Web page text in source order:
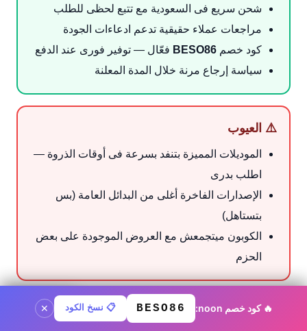
شحن سريع فى السعودية مع تتبع لحظى للطلب
مراجعات عملاء حقيقية تدعم ادعاءات الجودة
كود خصم BESO86 فعّال — توفير فورى عند الدفع
سياسة إرجاع مرنة خلال المدة المعلنة
⚠️ العيوب
الموديلات المميزة بتنفد بسرعة فى أوقات الذروة —
اطلب بدرى
الإصدارات الفاخرة أغلى من البدائل العامة (بس
بتستاهل)
الكوبون ميتجمعش مع العروض الموجودة على بعض
الحزم
فريق تحرير noon
BESO86 نسخ الكود 🔥 كود خصم noon: BESO86 📋 نسخ الكود ✕